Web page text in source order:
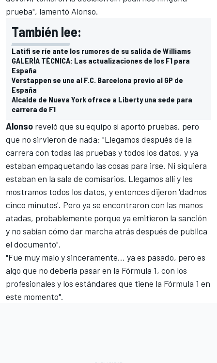
prueba", lamentó Alonso.
También lee:
Latifi se ríe ante los rumores de su salida de Williams
GALERÍA TÉCNICA: Las actualizaciones de los F1 para
España
Verstappen se une al F.C. Barcelona previo al GP de
España
Alcalde de Nueva York ofrece a Liberty una sede para
carrera de F1
Alonso reveló que su equipo sí aportó pruebas, pero
que no sirvieron de nada: "Llegamos después de la
carrera con todas las pruebas y todos los datos, y ya
estaban empaquetando las cosas para irse. Ni siquiera
estaban en la sala de comisarios. Llegamos allí y les
mostramos todos los datos, y entonces dijeron 'dadnos
cinco minutos'. Pero ya se encontraron con las manos
atadas, probablemente porque ya emitieron la sanción
y no sabían cómo dar marcha atrás después de publica
el documento".
"Fue muy malo y sinceramente… ya es pasado, pero es
algo que no debería pasar en la Fórmula 1, con los
profesionales y los estándares que tiene la Fórmula 1 en
este momento".